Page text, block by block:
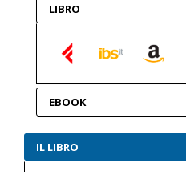
LIBRO
EBOOK
IL LIBRO